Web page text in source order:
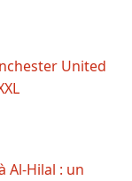
United
Al-Hilal : un